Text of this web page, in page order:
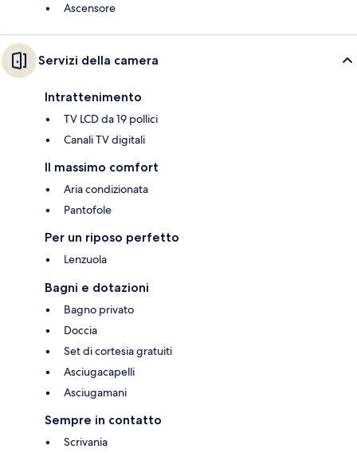
Ascensore
Servizi della camera
Intrattenimento
TV LCD da 19 pollici
Canali TV digitali
Il massimo comfort
Aria condizionata
Pantofole
Per un riposo perfetto
Lenzuola
Bagni e dotazioni
Bagno privato
Doccia
Set di cortesia gratuiti
Asciugacapelli
Asciugamani
Sempre in contatto
Scrivania